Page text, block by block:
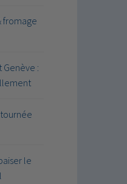
fromage
Genève :
le